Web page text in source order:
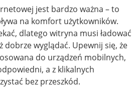
jest bardzo ważna – to
na komfort użytkowników.
dlatego witryna musi ładować
dobrze wyglądać. Upewnij się, że
do urządzeń mobilnych,
a z klikalnych
bez przeszkód.